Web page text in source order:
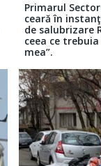
Primarul
ceară în
de salubrizare
ceea ce
mea”.